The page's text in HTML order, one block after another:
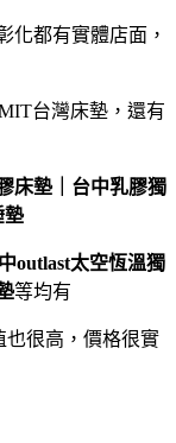
化都有實體店面，
台灣床墊，還有
床墊｜台中乳膠獨
墊
outlast太空恆溫獨
等均有
也很高，價格很實